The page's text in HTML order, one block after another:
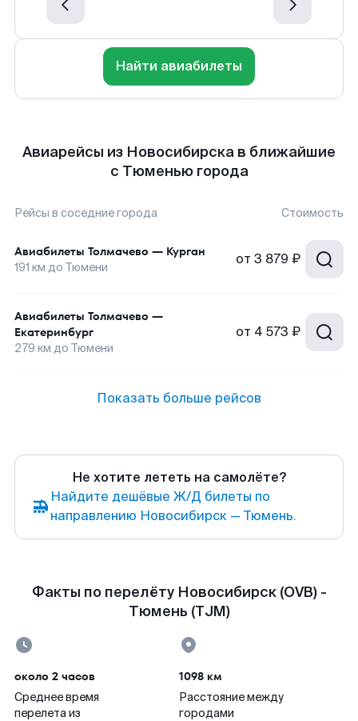
Найти авиабилеты
Авиарейсы из Новосибирска в ближайшие
с Тюменью города
Рейсы в соседние города Стоимость
Авиабилеты Толмачево — Курган
191 км до Тюмени от 3 879 ₽
Авиабилеты Толмачево —
Екатеринбург
279 км до Тюмени
от 4 573 ₽
Показать больше рейсов
Не хотите лететь на самолёте?
Найдите дешёвые Ж/Д билеты по
направлению Новосибирск — Тюмень.
Факты по перелёту Новосибирск (OVB) -
Тюмень (TJM)
около 2 часов
Среднее время
перелета из
1098 км
Расстояние между
городами